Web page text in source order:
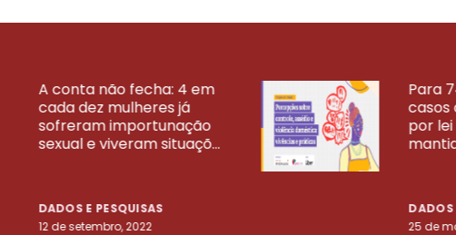
A conta não fecha: 4 em
cada dez mulheres já
sofreram importunação
sexual e viveram situaçõ...
DADOS E PESQUISAS
12 de setembro, 2022
Para
casos
por
DADOS
25 de
VEJA MAIS PESQUISAS